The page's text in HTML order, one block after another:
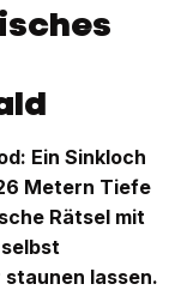
Ein Sinkloch
Metern Tiefe
Rätsel mit
lassen.